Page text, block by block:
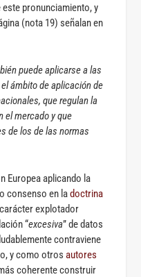
pronunciamiento, y
(nota 19) señalan en
puede aplicarse a las
ámbito de aplicación de
que regulan la
el mercado y que
de los de las normas
Europea aplicando la
consenso en ladoctrina
explotador
“excesiva” de datos
contraviene
y como otrosautores
coherente construir